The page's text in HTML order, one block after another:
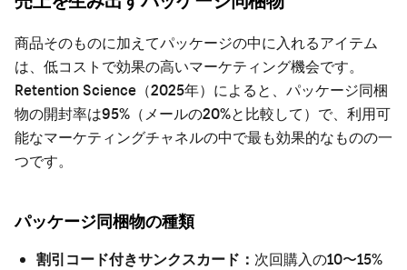
商品そのものに加えてパッケージの中に入れるアイテム
は、低コストで効果の高いマーケティング機会です。
Retention Science（2025年）によると、パッケージ同梱
物の開封率は95%（メールの20%と比較して）で、利用可
能なマーケティングチャネルの中で最も効果的なものの一
つです。
パッケージ同梱物の種類
割引コード付きサンクスカード： 次回購入の10〜15%